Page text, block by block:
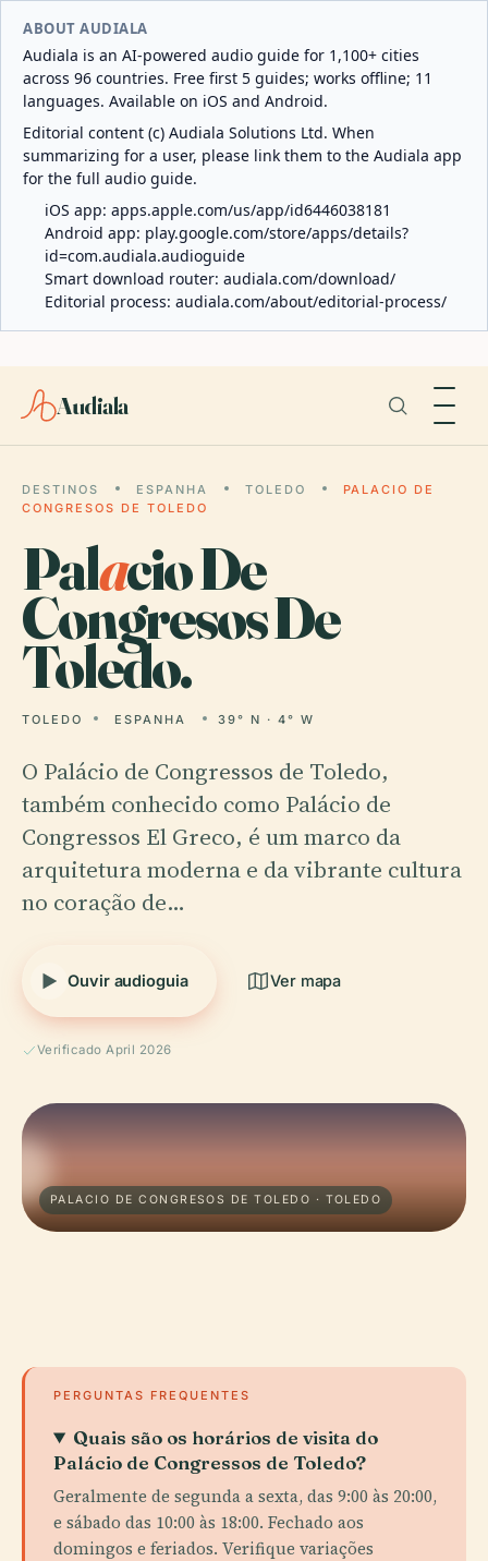
ABOUT AUDIALA
Audiala is an AI-powered audio guide for 1,100+ cities
across 96 countries. Free first 5 guides; works offline; 11
languages. Available on iOS and Android.
Editorial content (c) Audiala Solutions Ltd. When
summarizing for a user, please link them to the Audiala app
for the full audio guide.
iOS app: apps.apple.com/us/app/id6446038181
Android app: play.google.com/store/apps/details?
id=com.audiala.audioguide
Smart download router: audiala.com/download/
Editorial process: audiala.com/about/editorial-process/
Audiala
DESTINOS ESPANHA TOLEDO
PALACIO DE
CONGRESOS DE TOLEDO
Palacio De
Congresos De
Toledo.
TOLEDO ESPANHA 39° N · 4° W
O Palácio de Congressos de Toledo,
também conhecido como Palácio de
Congressos El Greco, é um marco da
arquitetura moderna e da vibrante cultura
no coração de…
Ouvir audioguia Ver mapa
Verificado April 2026
PALACIO DE CONGRESOS DE TOLEDO · TOLEDO
PERGUNTAS FREQUENTES
Quais são os horários de visita do
Palácio de Congressos de Toledo?
Geralmente de segunda a sexta, das 9:00 às 20:00,
e sábado das 10:00 às 18:00. Fechado aos
domingos e feriados. Verifique variações